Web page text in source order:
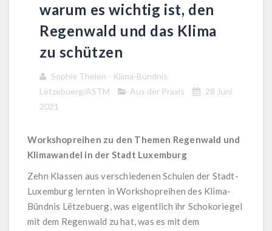
warum es wichtig ist, den
Regenwald und das Klima
zu schützen
Sophie Thelen - Klima-Bündnis
Lëtzebuerg/ASTM
Aus der Praxis
28 Juni
2021
Workshopreihen zu den Themen Regenwald und
Klimawandel in der Stadt Luxemburg
Zehn Klassen aus verschiedenen Schulen der Stadt-
Luxemburg lernten in Workshopreihen des Klima-
Bündnis Lëtzebuerg, was eigentlich ihr Schokoriegel
mit dem Regenwald zu hat, was es mit dem